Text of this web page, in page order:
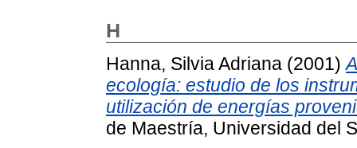
H
Hanna, Silvia Adriana (2001)
ecología: estudio de los
utilización de energías
de Maestría, Universidad del